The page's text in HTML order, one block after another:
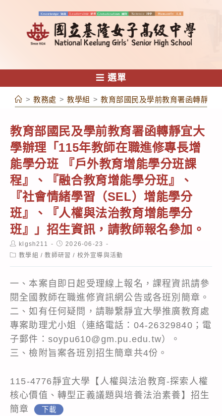
容
選單
> 教務處 > 教學組 > 教育部國民及學前教育署函轉靜宜
教育部國民及學前教育署函轉靜宜大
學辦理「115年教師在職進修專長增
能學分班 『戶外教育增能學分班課
程』、『融合教育增能學分班』、
『社會情緒學習（SEL）增能學分
班』、『人權與法治教育增能學分
班』」招生資訊，請教師報名參加。
Post
author:
klgsh211
Post
published:
2026-06-23
Post教學組 / 教師研習 / 校外宣導與活動
一、本案自即日起受理線上報名，課程資訊請參
閱全國教師在職進修資訊網公告或各班別簡章。
二、如有任何疑問，請聯繫靜宜大學推廣教育處
專案助理尤小姐（連絡電話：04-26329840；電
子郵件：soypu610@gm.pu.edu.tw）。
三、檢附旨案各班別招生簡章共4份。
115-4776靜宜大學【人權與法治教育-探索人權
核心價值、轉型正義議題與培養法治素養】招生
簡章
下載